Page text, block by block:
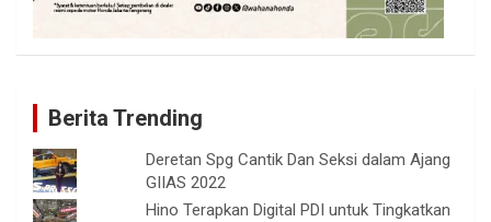
Berita Trending
Deretan Spg Cantik Dan Seksi dalam Ajang
GIIAS 2022
Hino Terapkan Digital PDI untuk Tingkatkan